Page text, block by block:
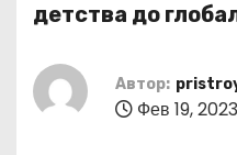
детства до
Автор:
Фев 19, 2023